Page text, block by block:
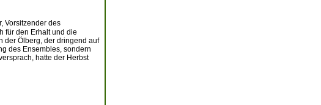
Vorsitzender des
für den Erhalt und die
der Ölberg, der dringend auf
des Ensembles, sondern
hatte der Herbst